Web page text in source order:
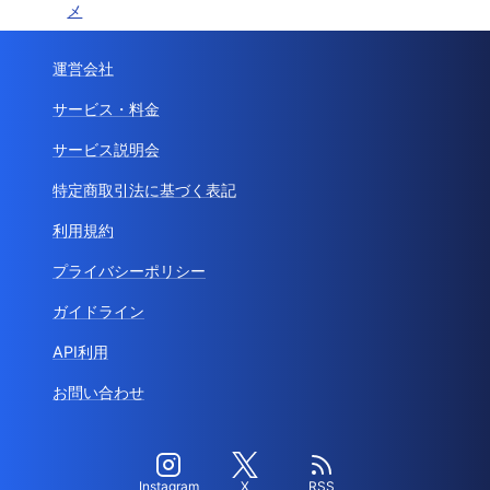
メ
運営会社
サービス・料金
サービス説明会
特定商取引法に基づく表記
利用規約
プライバシーポリシー
ガイドライン
API利用
お問い合わせ
Instagram X RSS